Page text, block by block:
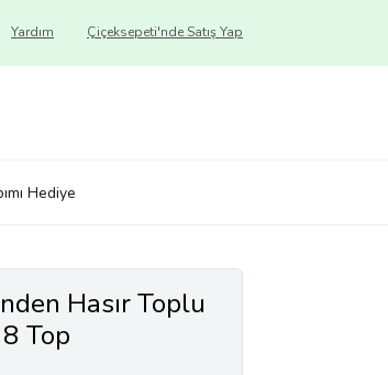
Çiçeksepeti'nde Satış Yap
Yardım
Hediye
Hasır Toplu
Top